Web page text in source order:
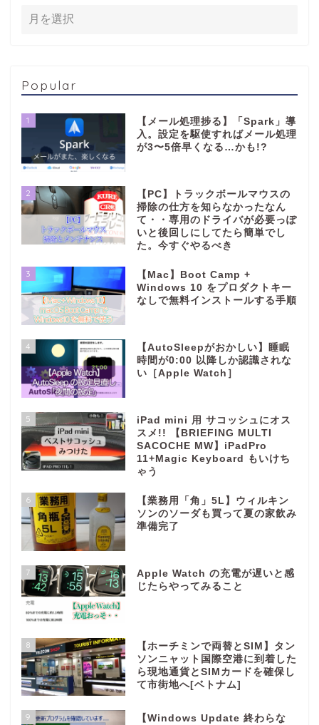
Popular
1
【メール処理捗る】「Spark」導
入。設定を駆使すればメール処理
が3〜5倍早くなる…かも!?
2
【PC】トラックボールマウスの
掃除の仕方を知らなかったなん
て・・専用のドライバが必要っぽ
いと後回しにしてたら簡単でし
た。今すぐやるべき
3
【Mac】Boot Camp +
Windows 10 をプロダクトキー
なしで無料インストールする手順
4
【AutoSleepがおかしい】睡眠
時間が0:00 以降しか認識されな
い［Apple Watch］
5
iPad mini 用 サコッシュにオス
スメ!! 【BRIEFING MULTI
SACOCHE MW】iPadPro
11+Magic Keyboard もいけち
ゃう
6
【業務用「角」5L】ウィルキン
ソンのソーダも買って夏の家飲み
準備完了
7
Apple Watch の充電が遅いと感
じたらやってみること
8
【ホーチミンで両替とSIM】タン
ソンニャット国際空港に到着した
ら現地通貨とSIMカードを確保し
て市街地へ[ベトナム]
9
【Windows Update 終わらな